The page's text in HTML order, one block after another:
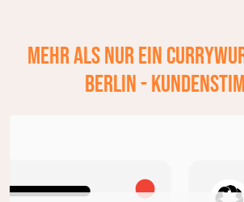
Mehr als nur ein
Berlin -